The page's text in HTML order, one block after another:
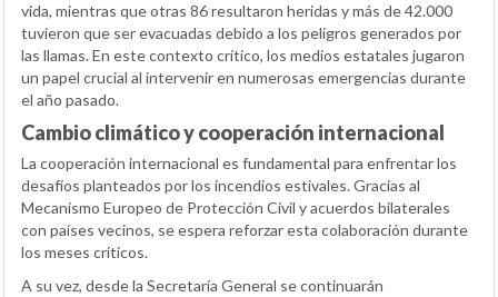
vida, mientras que otras 86 resultaron heridas y más de 42.000
tuvieron que ser evacuadas debido a los peligros generados por
las llamas. En este contexto crítico, los medios estatales jugaron
un papel crucial al intervenir en numerosas emergencias durante
el año pasado.
Cambio climático y cooperación internacional
La cooperación internacional es fundamental para enfrentar los
desafíos planteados por los incendios estivales. Gracias al
Mecanismo Europeo de Protección Civil y acuerdos bilaterales
con países vecinos, se espera reforzar esta colaboración durante
los meses críticos.
A su vez, desde la Secretaría General se continuarán